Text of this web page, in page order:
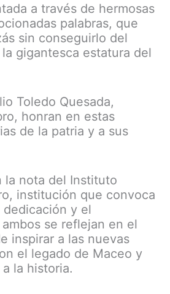
a través de hermosas
palabras, que
sin conseguirlo del
gigantesca estatura del
Toledo Quesada,
honran en estas
de la patria y a sus
la nota del Instituto
institución que convoca
y el
se reflejan en el
inspirar a las nuevas
el legado de Maceo y
la historia.